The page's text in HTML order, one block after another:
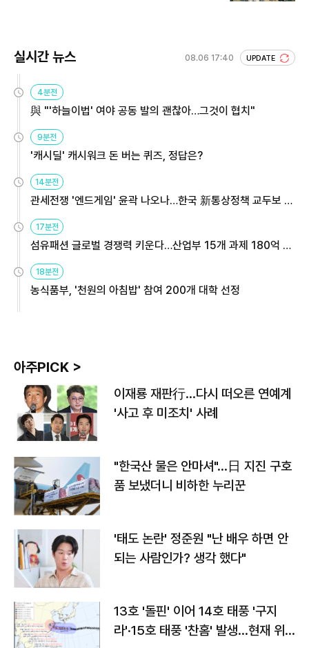
실시간 뉴스 08.06 17:40 UPDATE
4분전
與 "'하늘이법' 여야 공동 발의 괜찮아…그것이 협치"
9분전
'캐시딜' 캐시워크 돈 버는 퀴즈, 정답은?
14분전
관세전쟁 '엔드게임' 윤곽 나오나…한국 新통상정책 교두보 활
17분전
섬유패션 글로벌 경쟁력 키운다…산업부 15개 과제 180억 지
18분전
농식품부, '천원의 아침밥' 참여 200개 대학 선정
아주PICK >
이재룡 재판行…다시 떠오른 연예계
'사고 후 미조치' 사례
"한국산 물은 안마셔"…日 지진 구호
품 보냈더니 비하한 누리꾼
'태도 논란' 정준원 "난 배우 하면 안
되는 사람인가? 생각 했다"
13호 '돌핀' 이어 14호 태풍 '구지
라'·15호 태풍 '찬홈' 발생…현재 위